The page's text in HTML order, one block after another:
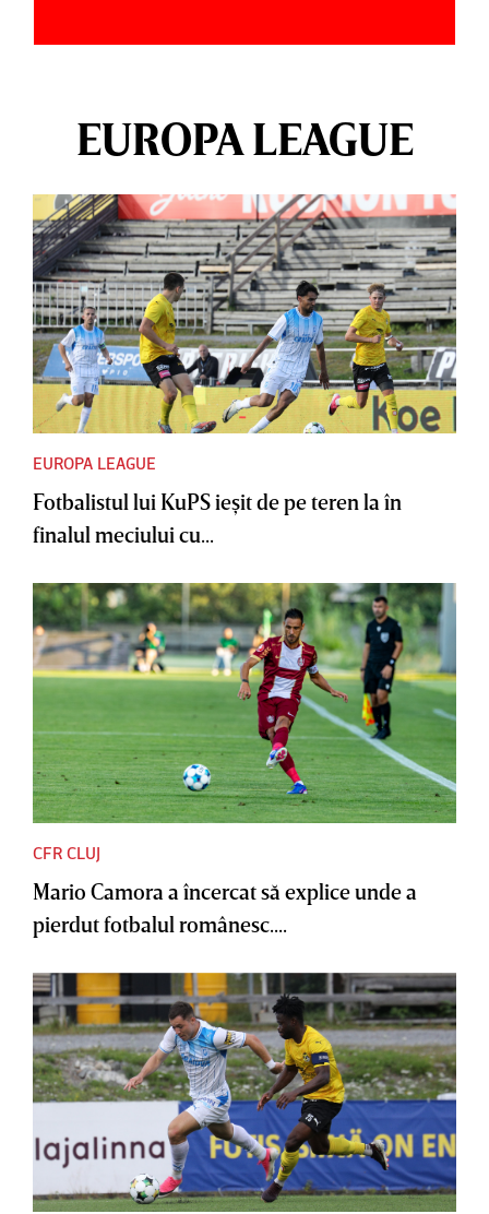
EUROPA LEAGUE
EUROPA LEAGUE
Fotbalistul lui KuPS ieşit de pe teren la în
finalul meciului cu...
CFR CLUJ
Mario Camora a încercat să explice unde a
pierdut fotbalul românesc....